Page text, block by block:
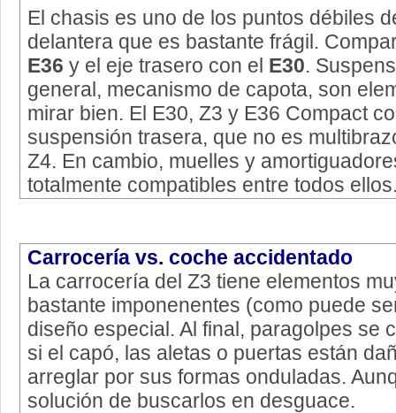
El chasis es uno de los puntos débiles
delantera que es bastante frágil.
E36 y el eje trasero con el E30.
general, mecanismo de capota, son
mirar bien. El E30, Z3 y E36 Compact
suspensión trasera, que no es
Z4. En cambio, muelles y
totalmente compatibles entre todos
Carrocería vs. coche accidentado
La carrocería del Z3 tiene elementos
bastante imponenentes (como puede
diseño especial. Al final, paragolpes se
si el capó, las aletas o puertas están
arreglar por sus formas onduladas.
solución de buscarlos en desguace.